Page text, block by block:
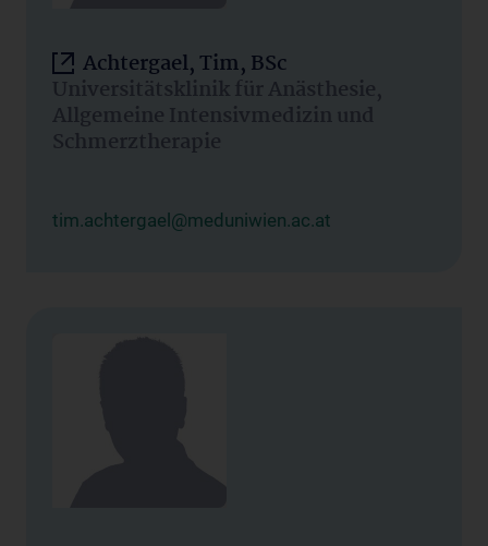
Achtergael, Tim, BSc
Universitätsklinik für Anästhesie,
Allgemeine Intensivmedizin und
Schmerztherapie
tim.achtergael@meduniwien.ac.at